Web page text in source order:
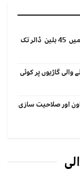
بھارت کی خلائی معیشت اگلے 10 سالوں میں 45 بلین ڈالر تک
گاڑیوں پر کوئی
اور صلاحیت سازی